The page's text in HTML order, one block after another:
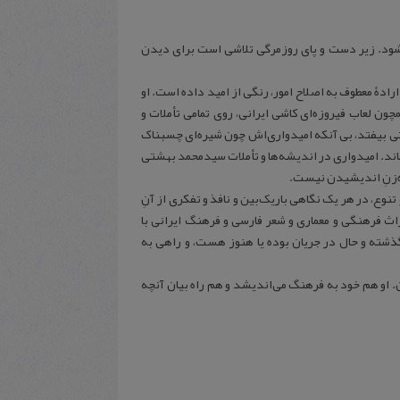
زیر دست و پای روزمرگی تلاشی است برای دیدن
معطوف به اصلاح امور، رنگی از امید داده است. او
لعاب فیروزه‌ای کاشی ایرانی، روی تمامی تأملات و
بیفتد، بی آنکه امیدواری‌اش چون شیره‌ای چسبناک
امیدواری در اندیشه‌ها و تأملات سیدمحمد بهشتی
ره‌زنِ اندیشیدن نیست.
در هر یک نگاهی باریک‌بین و نافذ و تفکری از آنِ
فرهنگی و معماری و شعر فارسی و فرهنگ ایرانی با
و حال در جریان بوده یا هنوز هست، و راهی به
هم خود به فرهنگ می‌اندیشد و هم راه بیان آنچه